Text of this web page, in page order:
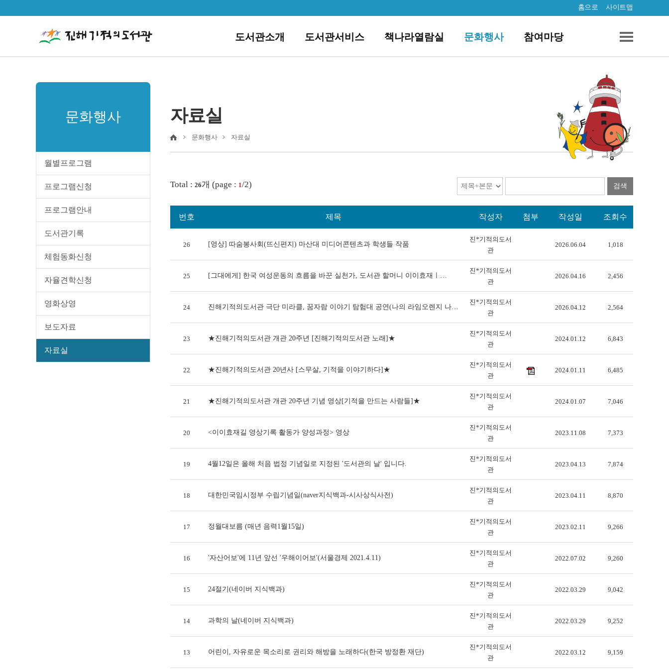
홈으로 사이트맵
도서관소개 도서관서비스 책나라열람실 문화행사 참여마당
문화행사
월별프로그램
프로그램신청
프로그램안내
도서관기록
체험동화신청
자율견학신청
영화상영
보도자료
자료실
자료실
문화행사 자료실
Total : 26개 (page : 1/2) 검색
번호 제목 작성자 첨부 작성일 조회수
26 [영상] 따숨봉사회(뜨신편지) 마산대 미디어콘텐츠과 학생들 작품
진*기적의도서
관
2026.06.04 1,018
25 [그대에게] 한국 여성운동의 흐름을 바꾼 실천가, 도서관 할머니 이이효재ㅣ…
진*기적의도서
관
2026.04.16 2,456
24 진해기적의도서관 극단 미라클, 꿈자람 이야기 탐험대 공연(나의 라임오렌지 나…
진*기적의도서
관
2026.04.12 2,564
23 ★진해기적의도서관 개관 20주년 [진해기적의도서관 노래]★
진*기적의도서
관
2024.01.12 6,843
22 ★진해기적의도서관 20년사 [스무살, 기적을 이야기하다]★
진*기적의도서
관
2024.01.11 6,485
21 ★진해기적의도서관 개관 20주년 기념 영상[기적을 만드는 사람들]★
진*기적의도서
관
2024.01.07 7,046
20 <이이효재길 영상기록 활동가 양성과정> 영상
진*기적의도서
관
2023.11.08 7,373
19 4월12일은 올해 처음 법정 기념일로 지정된 '도서관의 날' 입니다.
진*기적의도서
관
2023.04.13 7,874
18 대한민국임시정부 수립기념일(naver지식백과-시사상식사전)
진*기적의도서
관
2023.04.11 8,870
17 정월대보름 (매년 음력1월15일)
진*기적의도서
관
2023.02.11 9,266
16 '자산어보'에 11년 앞선 '우해이어보'(서울경제 2021.4.11)
진*기적의도서
관
2022.07.02 9,260
15 24절기(네이버 지식백과)
진*기적의도서
관
2022.03.29 9,042
14 과학의 날(네이버 지식백과)
진*기적의도서
관
2022.03.29 9,252
13 어린이, 자유로운 목소리로 권리와 해방을 노래하다(한국 방정환 재단)
진*기적의도서
관
2022.03.12 9,159